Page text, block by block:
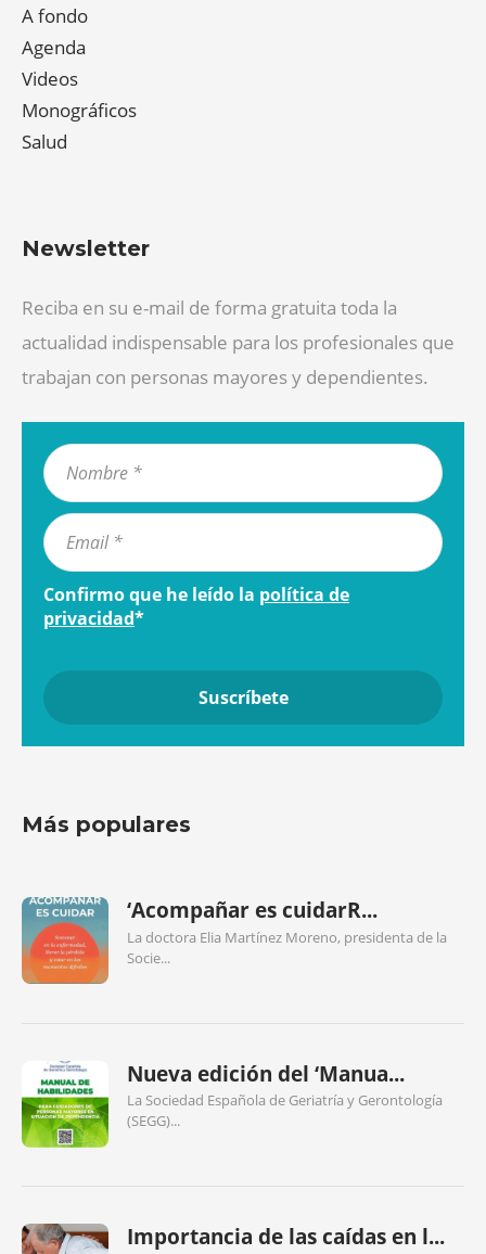
A fondo
Agenda
Videos
Monográficos
Salud
Newsletter
Reciba en su e-mail de forma gratuita toda la
actualidad indispensable para los profesionales que
trabajan con personas mayores y dependientes.
Confirmo que he leído la política de
privacidad*
Más populares
‘Acompañar es cuidarR...
La doctora Elia Martínez Moreno, presidenta de la
Socie...
Nueva edición del ‘Manua...
La Sociedad Española de Geriatría y Gerontología
(SEGG)...
Importancia de las caídas en l...